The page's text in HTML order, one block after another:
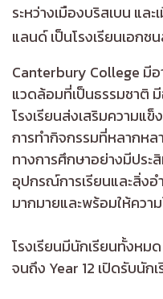
ระหว่างเมืองบริสเบน แล
แลนด์ เป็นโรงเรียนเอก
Canterbury College มี
แวดล้อมที่เป็นธรรมชาติ
โรงเรียนส่งเสริมความแ
การทำกิจกรรมที่หลากหล
ทางการศึกษาอย่างมีประ
อุปกรณ์การเรียนและสิ่ง
มากมายและพร้อมให้ควา
โรงเรียนมีนักเรียนทั้งห
จนถึง Year 12 เปิดรับนัก